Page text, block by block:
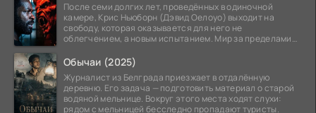
После семи долгих лет, проведённых в одиночной
камере, Крис Ньюборн (Дэвид Оелоуо) выходит на
свободу, которая оказывается для него не
облегчением, а новым испытанием. Мир за пределами
Обычаи (2025)
Журналист из Белграда приезжает в отдалённую
деревню. Его задача — подготовить материал о старой
водяной мельнице. Вокруг этого места ходят слухи:
рядом с мельницей бесследно пропадают туристы.